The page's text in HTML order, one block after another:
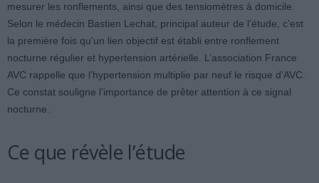
mesurer les ronflements, ainsi que des tensiomètres à domicile.
Selon le médecin Bastien Lechat, principal auteur de l’étude, c’est
la première fois qu’un lien objectif est établi entre ronflement
nocturne régulier et hypertension artérielle. L’association France
AVC rappelle que l’hypertension multiplie par neuf le risque d’AVC.
Ce constat souligne l’importance de prêter attention à ce signal
nocturne.
Ce que révèle l’étude